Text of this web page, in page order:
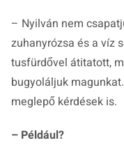
– Nyilván nem
zuhanyrózsa és a víz
tusfürdővel átitatott,
bugyoláljuk
meglepő kérdések is.
– Például?